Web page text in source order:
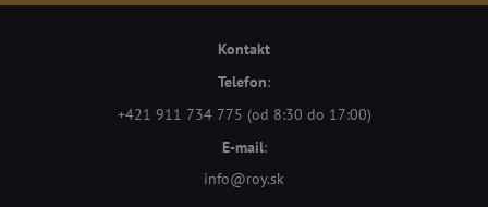
Kontakt
Telefon:
+421 911 734 775 (od 8:30 do 17:00)
E-mail:
info@roy.sk